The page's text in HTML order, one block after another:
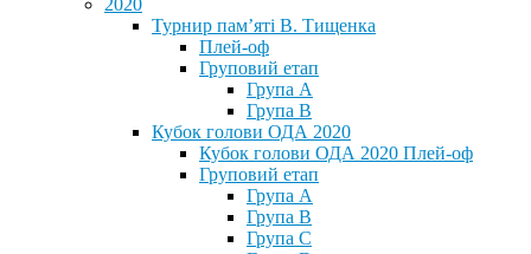
2020
Турнир пам’яті В. Тищенка
Плей-оф
Груповий етап
Група А
Група В
Кубок голови ОДА 2020
Кубок голови ОДА 2020 Плей-оф
Груповий етап
Група A
Група B
Група C